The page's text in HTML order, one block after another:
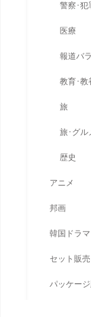
警察･犯
医療
報道バ
教育･教
旅
旅･グル
歴史
アニメ
邦画
韓国ドラマ
セット販売
パッケー